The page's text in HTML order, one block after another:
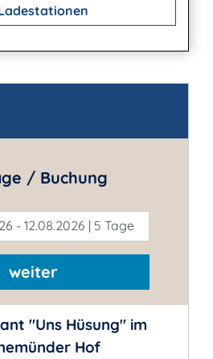
/ Buchung
- 12.08.2026 | 5 Tage
weiter
"Uns Hüsung" im
Hof